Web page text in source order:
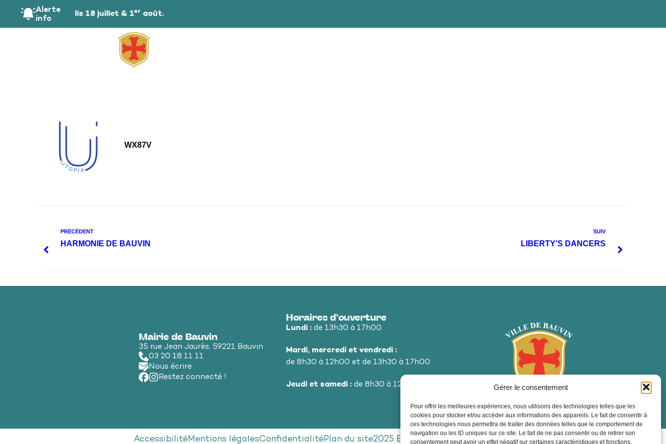
Gérer le consentement
Pour offrir les meilleures expériences, nous utilisons des technologies telles que les
cookies pour stocker et/ou accéder aux informations des appareils. Le fait de consentir à
ces technologies nous permettra de traiter des données telles que le comportement de
navigation ou les ID uniques sur ce site. Le fait de ne pas consentir ou de retirer son
consentement peut avoir un effet négatif sur certaines caractéristiques et fonctions.
principal
Alerte
info
public les samedis 18 juillet & 1 eraoût.
WX87V
PRÉCÉDENT
HARMONIE DE BAUVIN
SUIV
LIBERTY’S DANCERS
Mairie de Bauvin
35 rue Jean Jaurès, 59221 Bauvin
03 20 18 11 11
Nous écrire
Restez connecté !
Horaires d’ouverture
Lundi :de 13h30 à 17h00
Mardi, mercredi et vendredi :
de 8h30 à 12h00 et de 13h30 à 17h00
Jeudi et samedi :de 8h30 à 12h00
AccessibilitéMentions légalesConfidentialitéPlan du site2025 Bauvin - Propulsé par Utopia